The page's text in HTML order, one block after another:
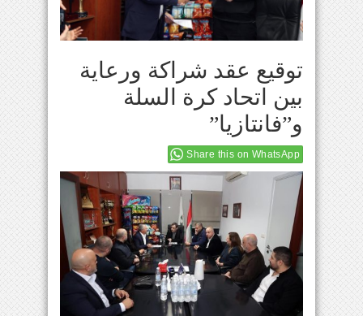
توقيع عقد شراكة ورعاية
بين اتحاد كرة السلة
و”فانتازيا”
Share this on WhatsApp